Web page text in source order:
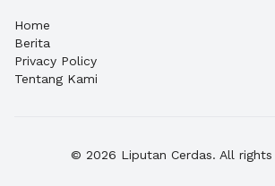
Home
Berita
Privacy Policy
Tentang Kami
© 2026 Liputan Cerdas. All rights